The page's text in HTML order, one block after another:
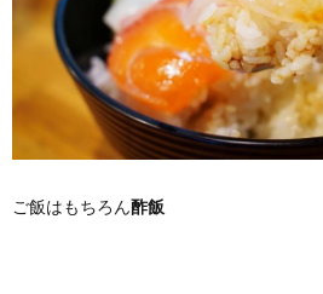
ご飯はもちろん酢飯